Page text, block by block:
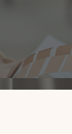
Réversibilité
de sécurité de la
ne convient pas
et réf.
de placer une